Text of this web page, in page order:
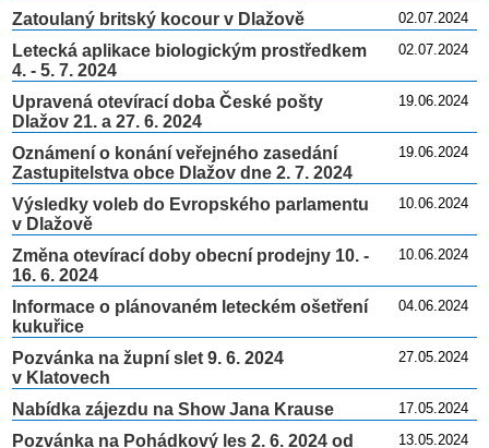
02.07.2024
Zatoulaný britský kocour v Dlažově
02.07.2024
Letecká aplikace biologickým prostředkem
4. - 5. 7. 2024
19.06.2024
Upravená otevírací doba České pošty
Dlažov 21. a 27. 6. 2024
19.06.2024
Oznámení o konání veřejného zasedání
Zastupitelstva obce Dlažov dne 2. 7. 2024
10.06.2024
Výsledky voleb do Evropského parlamentu
v Dlažově
10.06.2024
Změna otevírací doby obecní prodejny 10. -
16. 6. 2024
04.06.2024
Informace o plánovaném leteckém ošetření
kukuřice
27.05.2024
Pozvánka na župní slet 9. 6. 2024
v Klatovech
17.05.2024
Nabídka zájezdu na Show Jana Krause
13.05.2024
Pozvánka na Pohádkový les 2. 6. 2024 od